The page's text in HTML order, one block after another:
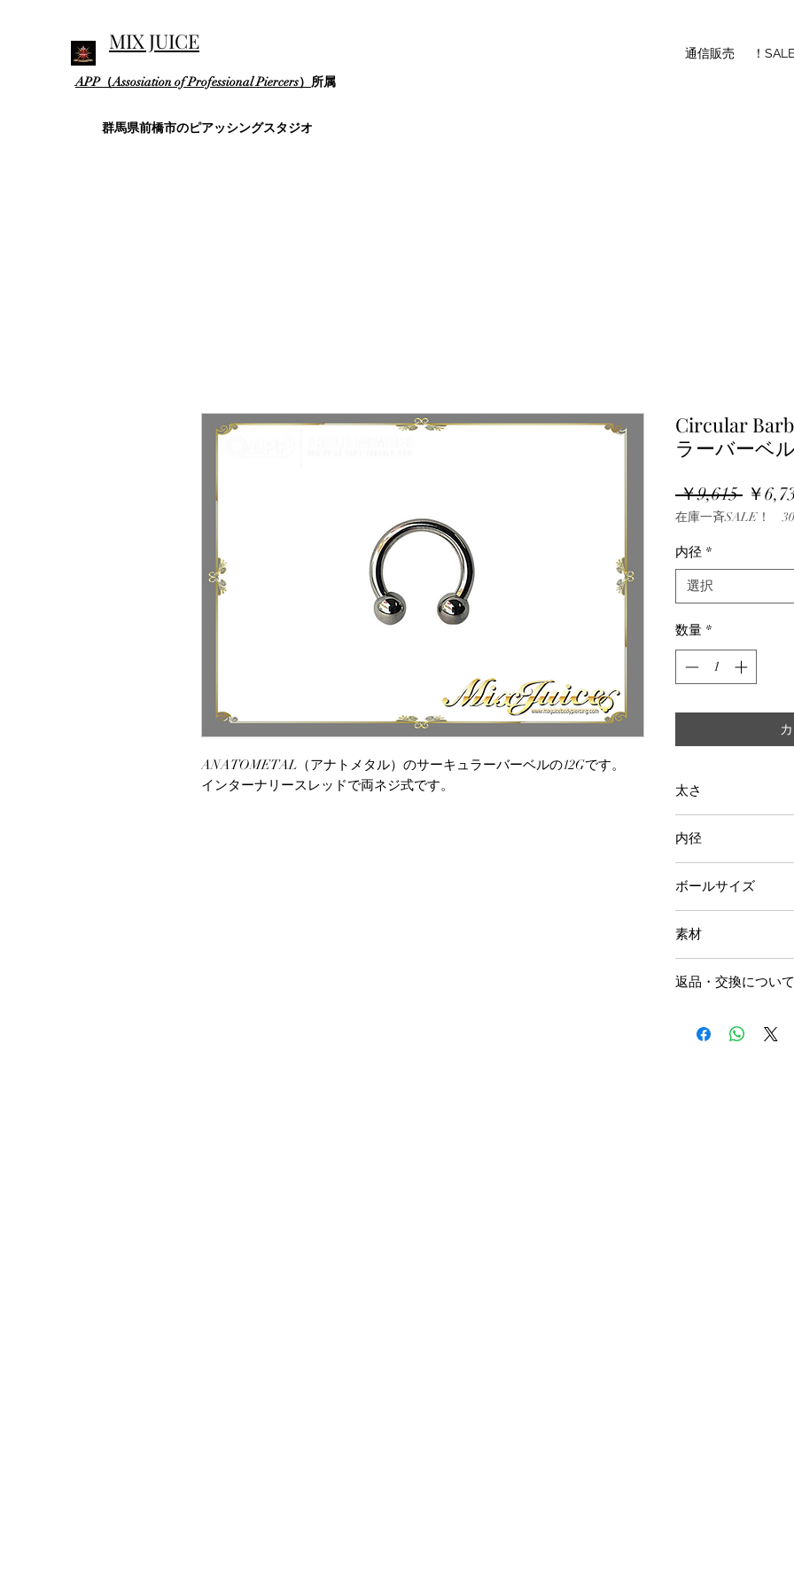
MIX JUICE
APP（Assosiation of Professional Piercers） 所属
群馬県前橋市のピアッシングスタジオ
通信販売 ！
ANATOMETAL（アナトメタル）のサーキュラーバーベルの12Gです。
インターナリースレッドで両ネジ式です。
Circular
ラーバーベ
￥9,615 通
常
￥
在庫一斉SALE！
内径 *
選択
数量 *
太さ
内径
1/2”（12.7ｍｍ）
9/16”（14.5ｍｍ
ボールサイズ
7/32”（5.5ｍｍ
素材
ド ステンレス
返品・交換について
ついての返品や交